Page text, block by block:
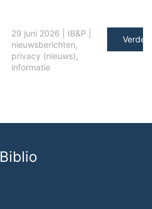
29 juni 2026 IB&P
nieuwsberichten,
privacy (nieuws),
informatie
Verder
Biblio